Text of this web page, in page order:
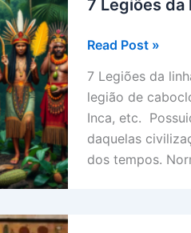
7 Legiões da
7
da
linha
de
Oxossi
Read Post »
7 Legiões da
legião de
Inca, etc.
daquelas
dos tempos.